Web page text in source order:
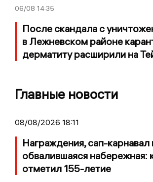
06/08 14:35
После скандала с
в Лежневском районе
дерматиту расширили на
Главные новости
08/08/2026 18:11
Награждения, сап-карнавал
обвалившаяся набережная:
отметил 155-летие